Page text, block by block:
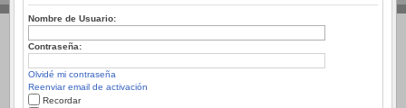
Nombre de Usuario:
Contraseña:
Olvidé mi contraseña
Reenviar email de activación
Recordar